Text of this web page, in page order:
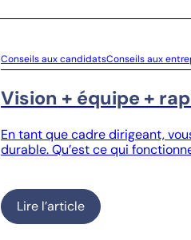
Conseils aux candidatsConseils aux
Vision + équipe +
En tant que cadre dirigeant,
durable. Qu’est ce qui
Lire l’article